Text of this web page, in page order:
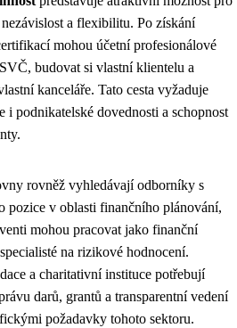
a flexibilitu. Po získání
mohou účetní profesionálové
budovat si vlastní klientelu a
kanceláře. Tato cesta vyžaduje
i podnikatelské dovednosti a schopnost
rovněž vyhledávají odborníky s
v oblasti finančního plánování,
mohou pracovat jako finanční
na rizikové hodnocení.
a charitativní instituce potřebují
darů, grantů a transparentní vedení
požadavky tohoto sektoru.